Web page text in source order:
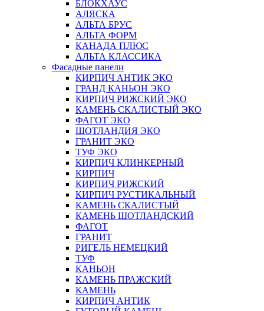
БЛОКХАУС
АЛЯСКА
АЛЬТА БРУС
АЛЬТА ФОРМ
КАНАДА ПЛЮС
АЛЬТА КЛАССИКА
Фасадные панели
КИРПИЧ АНТИК ЭКО
ГРАНД КАНЬОН ЭКО
КИРПИЧ РИЖСКИЙ ЭКО
КАМЕНЬ СКАЛИСТЫЙ ЭКО
ФАГОТ ЭКО
ШОТЛАНДИЯ ЭКО
ГРАНИТ ЭКО
ТУФ ЭКО
КИРПИЧ КЛИНКЕРНЫЙ
КИРПИЧ
КИРПИЧ РИЖСКИЙ
КИРПИЧ РУСТИКАЛЬНЫЙ
КАМЕНЬ СКАЛИСТЫЙ
КАМЕНЬ ШОТЛАНДСКИЙ
ФАГОТ
ГРАНИТ
РИГЕЛЬ НЕМЕЦКИЙ
ТУФ
КАНЬОН
КАМЕНЬ ПРАЖСКИЙ
КАМЕНЬ
КИРПИЧ АНТИК